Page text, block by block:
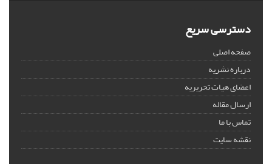
دسترسی سریع
صفحه اصلی
درباره نشریه
اعضای هیات تحریریه
ارسال مقاله
تماس با ما
نقشه سایت